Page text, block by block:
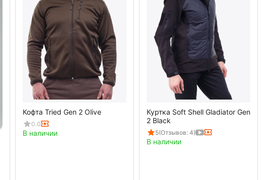
Кофта Tried Gen 2 Olive
0.0
В наличии
Куртка Soft Shell Gladiator Gen
2 Black
5(Отзывов: 4)
В наличии